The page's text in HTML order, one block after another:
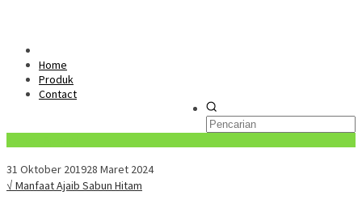
Home
Produk
Contact
31 Oktober 201928 Maret 2024
√ Manfaat Ajaib Sabun Hitam